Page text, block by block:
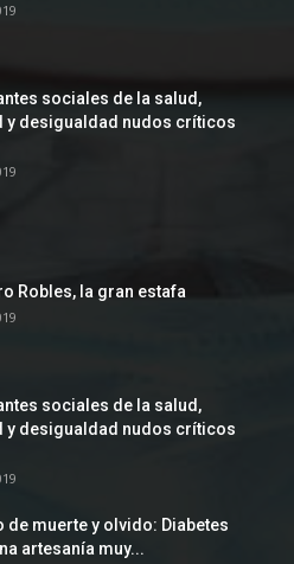
sociales de la salud,
y desigualdad nudos críticos
Robles, la gran estafa
sociales de la salud,
y desigualdad nudos críticos
de muerte y olvido: Diabetes
artesanía muy...